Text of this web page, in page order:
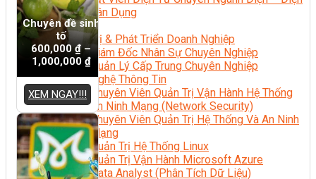
Lạnh Dân Dụng
Ngành Khác
Quản Trị & Phát Triển Doanh Nghiệp
Giám Đốc Nhân Sự Chuyên Nghiệp
Quản Lý Cấp Trung Chuyên Nghiệp
Công Nghệ Thông Tin
Chuyên Viên Quản Trị Vận Hành Hệ Thống
An Ninh Mạng (Network Security)
Chuyên Viên Quản Trị Hệ Thống Và An Ninh
Mạng
Quản Trị Hệ Thống Linux
Quản Trị Vận Hành Microsoft Azure
Data Analyst (Phân Tích Dữ Liệu)
Chuyên đề sinh
tố
600,000₫–
1,000,000 ₫
XEM NGAY!!!